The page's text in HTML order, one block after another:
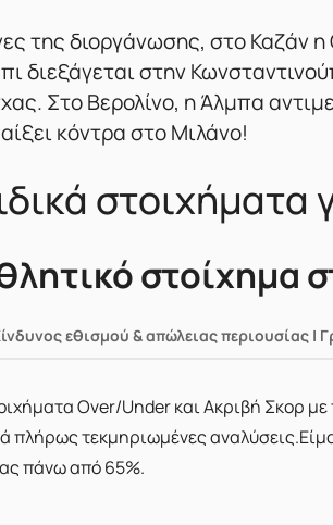
της διοργάνωσης, στο Καζάν η
διεξάγεται στην
Στο Βερολίνο, η Άλμπα
κόντρα στο Μιλάνο!
στοιχήματα
εθισμού & απώλειας περιουσίας |
Over/Under και Ακριβή Σκορ
τεκμηριωμένες
πάνω από 65%.